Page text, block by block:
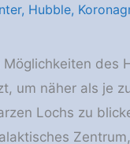
, Hubble,
des
um näher als je
Lochs zu